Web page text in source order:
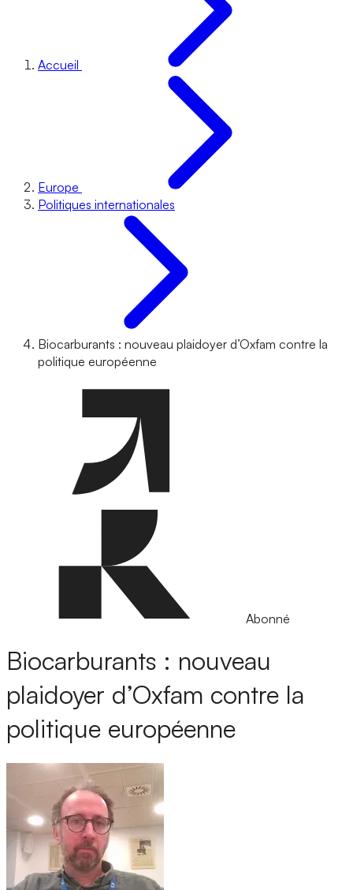
Accueil
Europe
Politiques internationales
Biocarburants : nouveau plaidoyer d’Oxfam contre la
politique européenne
Abonné
Biocarburants : nouveau
plaidoyer d’Oxfam contre la
politique européenne